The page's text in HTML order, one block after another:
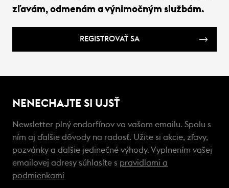
zľavám, odmenám a výnimočným službám.
REGISTROVAŤ SA
NENECHAJTE SI UJSŤ
Newsletter plný endorfínov vo vašom emailu. Spolu s
ním aj ďalšie dôvody na radosť. Užite si akcie, zľavy,
pozvánky a ďalšie jedinečné výhody. Vyplnením vašej
emailovej adresy súhlasíte s pravidlami a
podmienkami